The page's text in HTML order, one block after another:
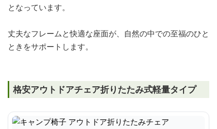
となっています。
丈夫なフレームと快適な座面が、自然の中での至福のひと
ときをサポートします。
格安アウトドアチェア折りたたみ式軽量タイプ